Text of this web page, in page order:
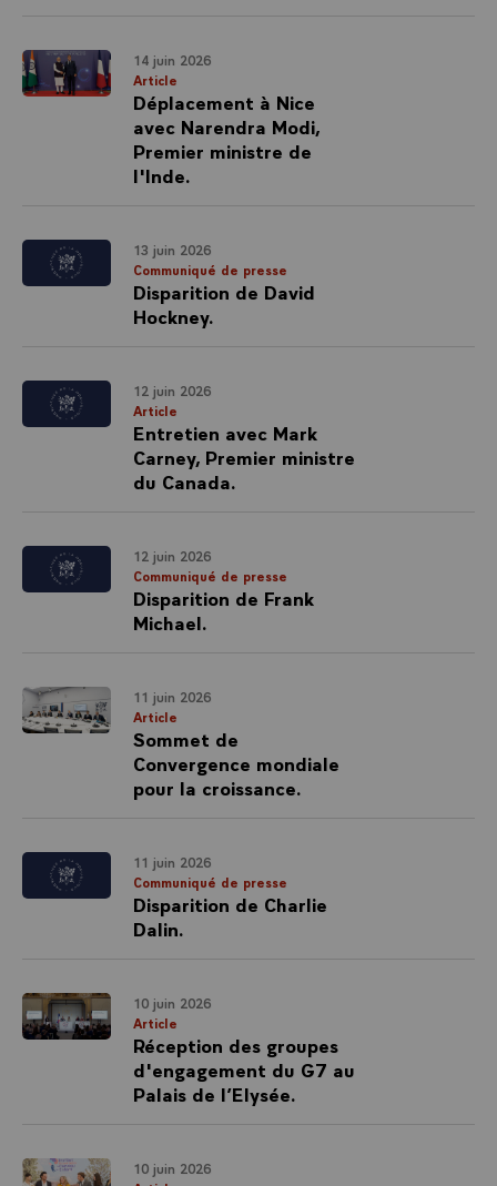
14 juin 2026
Article
Déplacement à Nice
avec Narendra Modi,
Premier ministre de
l'Inde.
13 juin 2026
Communiqué de presse
Disparition de David
Hockney.
12 juin 2026
Article
Entretien avec Mark
Carney, Premier ministre
du Canada.
12 juin 2026
Communiqué de presse
Disparition de Frank
Michael.
11 juin 2026
Article
Sommet de
Convergence mondiale
pour la croissance.
11 juin 2026
Communiqué de presse
Disparition de Charlie
Dalin.
10 juin 2026
Article
Réception des groupes
d'engagement du G7 au
Palais de l’Elysée.
10 juin 2026